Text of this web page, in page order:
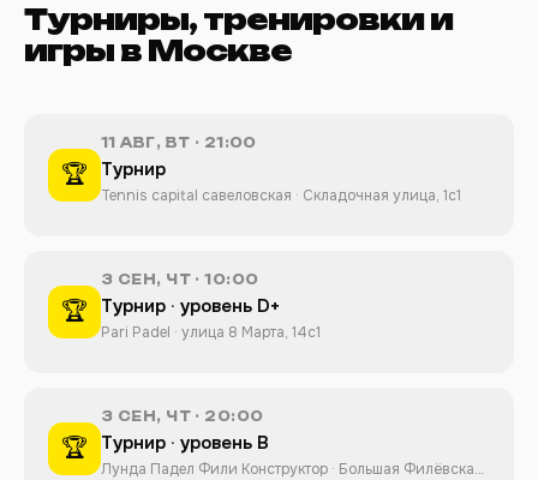
Турниры, тренировки и
игры в Москве
🏆
11 АВГ, ВТ · 21:00
Турнир
Tennis capital савеловская · Складочная улица, 1с1
🏆
3 СЕН, ЧТ · 10:00
Турнир · уровень D+
Pari Padel · улица 8 Марта, 14с1
🏆
3 СЕН, ЧТ · 20:00
Турнир · уровень B
Лунда Падел Фили Конструктор · Большая Филёвская